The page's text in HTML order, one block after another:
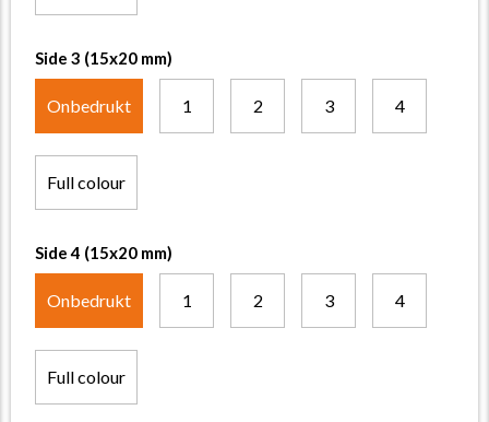
Side 3 (15x20 mm)
Onbedrukt 1 2 3 4
Full colour
Side 4 (15x20 mm)
Onbedrukt 1 2 3 4
Full colour